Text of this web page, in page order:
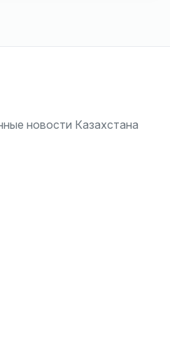
новости Казахстана